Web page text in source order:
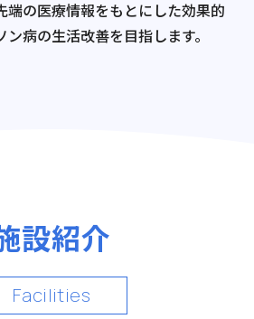
端の医療情報をもとにした効果的
ン病の生活改善を目指します。
設紹介
Facilities